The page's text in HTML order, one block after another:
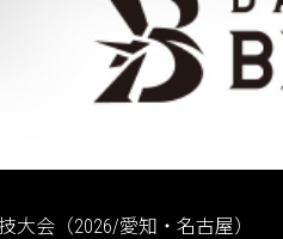
大会（2026/愛知・名古屋）